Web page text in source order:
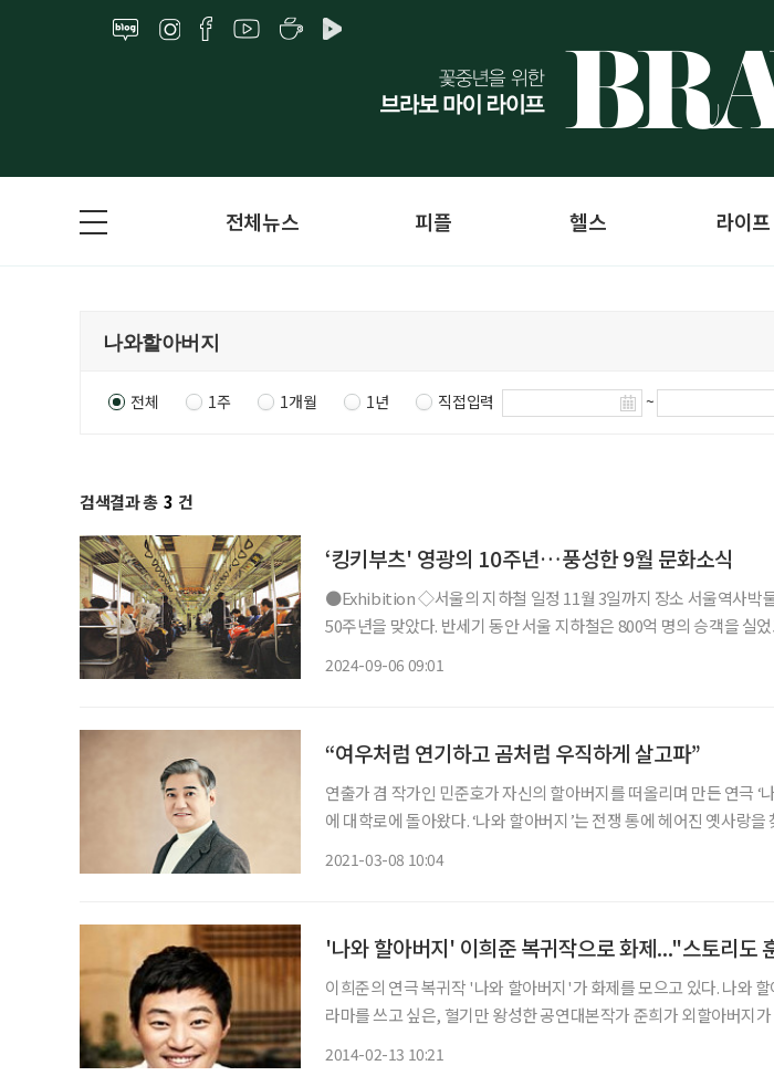
전체뉴스 피플 헬스 라이프
전체 1주 1개월 1년 직접입력 ~
검색결과 총 3 건
‘킹키부츠' 영광의 10주년…풍성한 9월 문화소식
●Exhibition ◇서울의 지하철 일정 11월 3일까지 장소 서울역사박물관 서울 지하철이 개통
50주년을 맞았다. 반세기 동안 서울 지하철은 800억 명의 승객을 실
2024-09-06 09:01
“여우처럼 연기하고 곰처럼 우직하게 살고파”
연출가 겸 작가인 민준호가 자신의 할아버지를 떠올리며 만든 연극 ‘
에 대학로에 돌아왔다. ‘나와 할아버지’는 전쟁 통에 헤어진 옛사랑
2021-03-08 10:04
'나와 할아버지' 이희준 복귀작으로 화제..."스토리도
이희준의 연극 복귀작 '나와 할아버지'가 화제를 모으고 있다. 나와 할아버지는 멋진 멜로드
라마를 쓰고 싶은, 혈기만 왕성한 공연대본작가 준희가 외할아버지
2014-02-13 10:21